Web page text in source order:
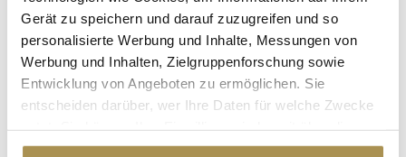
Gerät zu speichern und darauf zuzugreifen und so
personalisierte Werbung und Inhalte, Messungen von
Werbung und Inhalten, Zielgruppenforschung sowie
Entwicklung von Angeboten zu ermöglichen. Sie
entscheiden darüber, wer Ihre Daten für welche Zwecke
Cookie-Erklärung oder durch Klicken auf das Privacy